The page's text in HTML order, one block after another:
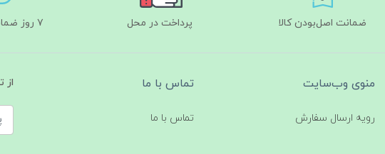
ضمانت اصل‌بودن کالا پرداخت در محل ۷ روز ضمانت بازگشت
منوی وب‌سایت
رویه ارسال سفارش
تماس با ما
تماس با ما
از